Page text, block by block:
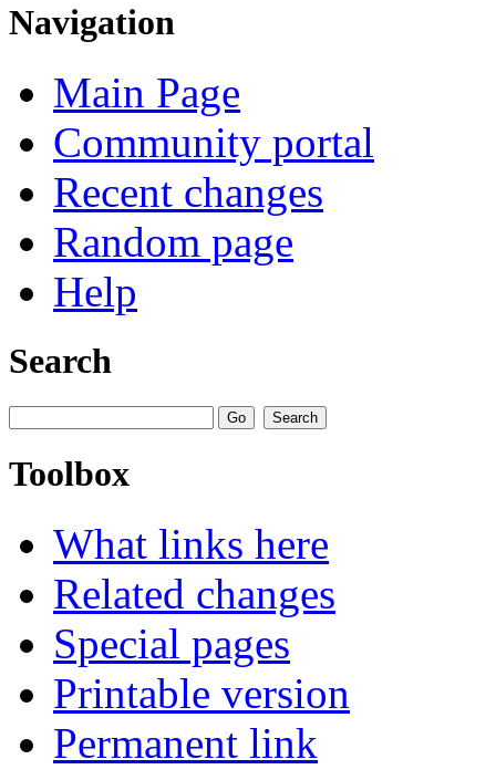
Navigation
Main Page
Community portal
Recent changes
Random page
Help
Search
Toolbox
What links here
Related changes
Special pages
Printable version
Permanent link